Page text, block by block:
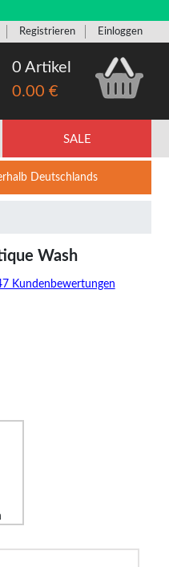
Registrieren Einloggen
0 Artikel
0.00 €
SALE
Deutschlands
Wash
Kundenbewertungen